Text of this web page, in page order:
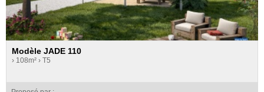
Modèle JADE 110
› 108m² › T5